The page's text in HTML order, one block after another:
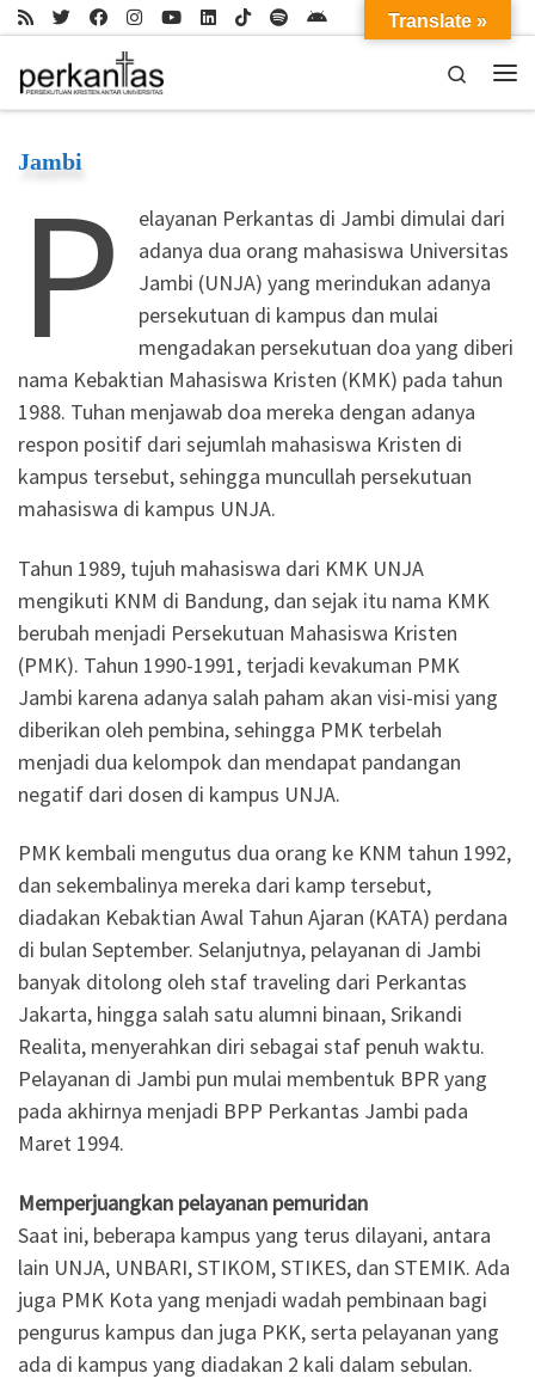
Skip to content
Search
Jambi
P
elayanan Perkantas di Jambi dimulai dari
adanya dua orang mahasiswa Universitas
Jambi (UNJA) yang merindukan adanya
persekutuan di kampus dan mulai
mengadakan persekutuan doa yang diberi
nama Kebaktian Mahasiswa Kristen (KMK) pada tahun
1988. Tuhan menjawab doa mereka dengan adanya
respon positif dari sejumlah mahasiswa Kristen di
kampus tersebut, sehingga muncullah persekutuan
mahasiswa di kampus UNJA.
Tahun 1989, tujuh mahasiswa dari KMK UNJA
mengikuti KNM di Bandung, dan sejak itu nama KMK
berubah menjadi Persekutuan Mahasiswa Kristen
(PMK). Tahun 1990-1991, terjadi kevakuman PMK
Jambi karena adanya salah paham akan visi-misi yang
diberikan oleh pembina, sehingga PMK terbelah
menjadi dua kelompok dan mendapat pandangan
negatif dari dosen di kampus UNJA.
PMK kembali mengutus dua orang ke KNM tahun 1992,
dan sekembalinya mereka dari kamp tersebut,
diadakan Kebaktian Awal Tahun Ajaran (KATA) perdana
di bulan September. Selanjutnya, pelayanan di Jambi
banyak ditolong oleh staf traveling dari Perkantas
Jakarta, hingga salah satu alumni binaan, Srikandi
Realita, menyerahkan diri sebagai staf penuh waktu.
Pelayanan di Jambi pun mulai membentuk BPR yang
pada akhirnya menjadi BPP Perkantas Jambi pada
Maret 1994.
Memperjuangkan pelayanan pemuridan
Saat ini, beberapa kampus yang terus dilayani, antara
lain UNJA, UNBARI, STIKOM, STIKES, dan STEMIK. Ada
juga PMK Kota yang menjadi wadah pembinaan bagi
pengurus kampus dan juga PKK, serta pelayanan yang
ada di kampus yang diadakan 2 kali dalam sebulan.
Translate »